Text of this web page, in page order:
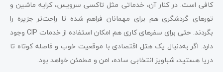
کافی است. در کنار آن، خدماتی مثل تاکسی سرویس، کرایه ماشین و
تورهای گردشگری هم برای مهمانان فراهم شده تا راحت‌تر جزیره را
بگردند. حتی برای سفرهای کاری هم امکان استفاده از خدمات CIP وجود
دارد. اگر به‌دنبال یک هتل اقتصادی با موقعیت خوب و فاصله کوتاه تا
دریا هستید، شباویز انتخابی ساده، امن و مطمئن خواهد بود.